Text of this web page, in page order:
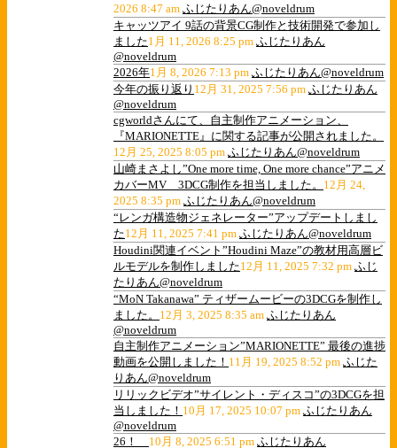
2026 8:47 am ふじたりあん@noveldrum
キャッツアイ 9話の背景CG制作と技術開発で参加し
ました1月 11, 2026 8:25 pm ふじたりあん
@noveldrum
2026年1月 8, 2026 7:13 pm ふじたりあん@noveldrum
今年の振り返り 12月 31, 2025 7:56 pm ふじたりあん
@noveldrum
cgworldさんにて、自主制作アニメーション、
『MARIONETTE』に関する記事が公開されました。
12月 25, 2025 8:05 pm ふじたりあん@noveldrum
山崎まさよし”One more time, One more chance”アニメ
カバーMV 3DCG制作を担当しました。 12月 24,
2025 8:35 pm ふじたりあん@noveldrum
“レンガ構造物ジェネレーター”アップデートしまし
た12月 11, 2025 7:41 pm ふじたりあん@noveldrum
Houdini関連イベント”Houdini Maze”の教材用高層ビ
ルモデルを制作しました12月 11, 2025 7:32 pm ふじ
たりあん@noveldrum
“MoN Takanawa” ティザームービーの3DCGを制作し
ました。 12月 3, 2025 8:35 am ふじたりあん
@noveldrum
自主制作アニメーション”MARIONETTE” 最後の進捗
動画を公開しました！ 11月 19, 2025 8:52 pm ふじた
りあん@noveldrum
リリックビデオ”サイレント・ディスコ”の3DCGを担
当しました！ 10月 17, 2025 10:07 pm ふじたりあん
@noveldrum
26！ 10月 8, 2025 6:51 pm ふじたりあん